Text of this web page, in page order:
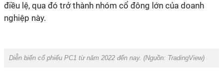
điều lệ, qua đó trở thành nhóm cổ đông lớn của doanh
nghiệp này.
Diễn biến cổ phiếu PC1 từ năm 2022 đến nay. (Nguồn: TradingView)